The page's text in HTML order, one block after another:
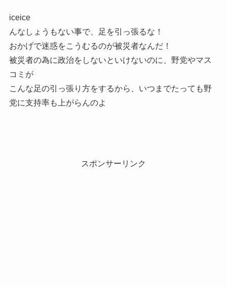
iceice
んなしょうもない事で、足を引っ張るな！
おかげで迷惑をこうむるのが被災者なんだ！
被災者の為に政治をしないといけないのに、野党やマス
コミが
こんな足の引っ張り方をするから、いつまでたっても野
党に支持率も上がらんのよ
スポンサーリンク